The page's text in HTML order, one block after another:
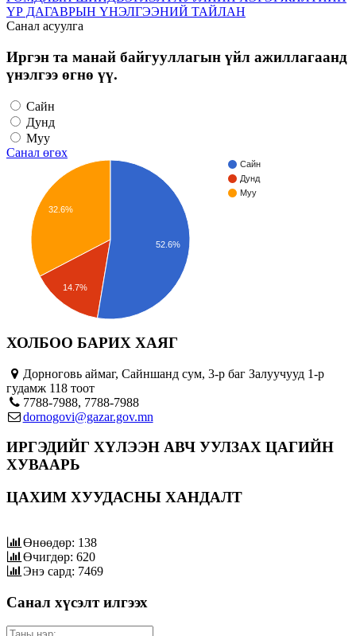
ҮР ДАГАВРЫН ҮНЭЛГЭЭНИЙ ТАЙЛАН
Санал асуулга
Иргэн та манай байгууллагын үйл ажиллагаанд
үнэлгээ өгнө үү.
Сайн
Дунд
Муу
Санал өгөх
Сайн
Дунд
Муу
32.6%
14.7%
52.6%
ХОЛБОО БАРИХ ХАЯГ
Дорноговь аймаг, Сайншанд сум, 3-р баг Залуучууд 1-р
гудамж 118 тоот
7788-7988, 7788-7988
dornogovi@gazar.gov.mn
ИРГЭДИЙГ ХҮЛЭЭН АВЧ УУЛЗАХ ЦАГИЙН
ХУВААРЬ
ЦАХИМ ХУУДАСНЫ ХАНДАЛТ
Өнөөдөр: 138
Өчигдөр: 620
Энэ сард: 7469
Санал хүсэлт илгээх